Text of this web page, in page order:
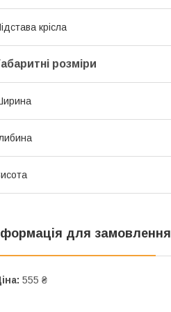
крісла
розміри
для замовлення
555 ₴